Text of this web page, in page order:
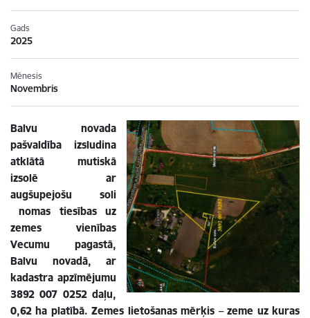
Gads
2025
Mēnesis
Novembris
Balvu novada
pašvaldība izsludina
atklātā mutiskā
izsolē ar
augšupejošu soli
nomas tiesības uz
zemes vienības
Vecumu pagastā,
Balvu novadā, ar
kadastra apzīmējumu
3892 007 0252 daļu,
0,62 ha platībā. Zemes lietošanas mērķis – zeme uz kuras